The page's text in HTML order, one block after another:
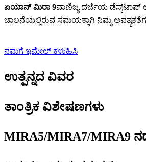
ಏಯಾನ್ ಮಿರಾ 9ವಾಣಿಜ್ಯ ದರ್ಜೆಯ ಡೆಸ್ಕ್‌ಟಾಪ್
ಚಾಲನೆಯಲ್ಲಿರುವ ಸಮಯಕ್ಕಾಗಿ ನಿಮ್ಮ
ನಮಗೆ ಇಮೇಲ್ ಕಳುಹಿಸಿ
ಉತ್ಪನ್ನದ ವಿವರ
ತಾಂತ್ರಿಕ ವಿಶೇಷಣಗಳು
MIRA5/MIRA7/MIRA9